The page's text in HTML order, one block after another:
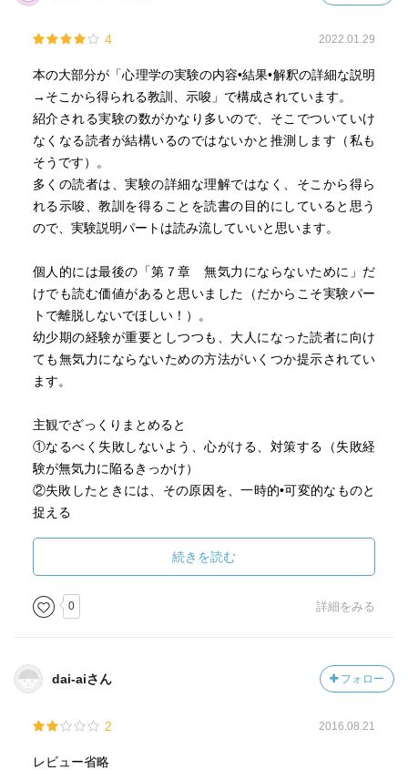
4 2022.01.29
本の大部分が「心理学の実験の内容•結果•解釈の詳細な説明
→そこから得られる教訓、示唆」で構成されています。
紹介される実験の数がかなり多いので、そこでついていけ
なくなる読者が結構いるのではないかと推測します（私も
そうです）。
多くの読者は、実験の詳細な理解ではなく、そこから得ら
れる示唆、教訓を得ることを読書の目的にしていると思う
ので、実験説明パートは読み流していいと思います。
個人的には最後の「第７章 無気力にならないために」だ
けでも読む価値があると思いました（だからこそ実験パー
トで離脱しないでほしい！）。
幼少期の経験が重要としつつも、大人になった読者に向け
ても無気力にならないための方法がいくつか提示されてい
ます。
主観でざっくりまとめると
①なるべく失敗しないよう、心がける、対策する（失敗経
験が無気力に陥るきっかけ）
②失敗したときには、その原因を、一時的•可変的なものと
捉える
紹介されていたセリグマンのポジティブ心理学にも興味が
出てきました。
続きを読む
0 詳細をみる
dai-aiさん フォロー
2 2016.08.21
レビュー省略